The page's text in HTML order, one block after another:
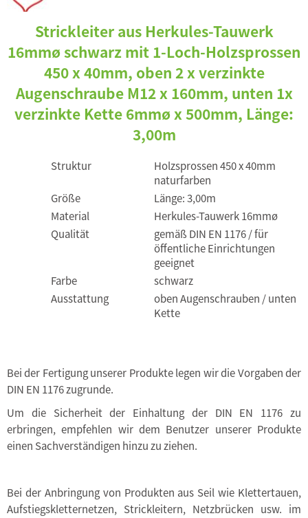
Strickleiter aus Herkules-Tauwerk
16mmø schwarz mit 1-Loch-Holzsprossen
450 x 40mm, oben 2 x verzinkte
Augenschraube M12 x 160mm, unten 1x
verzinkte Kette 6mmø x 500mm, Länge:
3,00m
Struktur
Holzsprossen 450 x 40mm
naturfarben
Größe
Länge: 3,00m
Material
Herkules-Tauwerk 16mmø
Qualität
gemäß DIN EN 1176 / für
öffentliche Einrichtungen
geeignet
Farbe
schwarz
Ausstattung
oben Augenschrauben / unten
Kette
Bei der Fertigung unserer Produkte legen wir die Vorgaben der
DIN EN 1176 zugrunde.
Um die Sicherheit der Einhaltung der DIN EN 1176 zu
erbringen, empfehlen wir dem Benutzer unserer Produkte
einen Sachverständigen hinzu zu ziehen.
Bei der Anbringung von Produkten aus Seil wie Klettertauen,
Aufstiegskletternetzen, Strickleitern, Netzbrücken usw. im